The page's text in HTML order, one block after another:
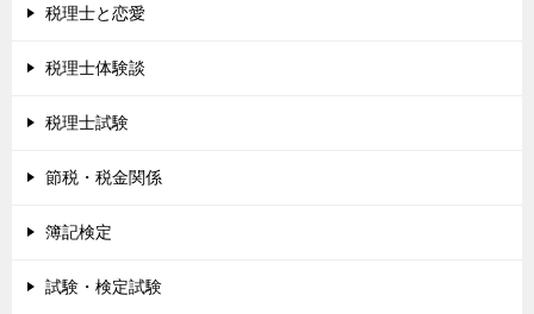
税理士と恋愛
税理士体験談
税理士試験
節税・税金関係
簿記検定
試験・検定試験